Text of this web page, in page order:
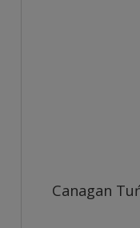
Canagan